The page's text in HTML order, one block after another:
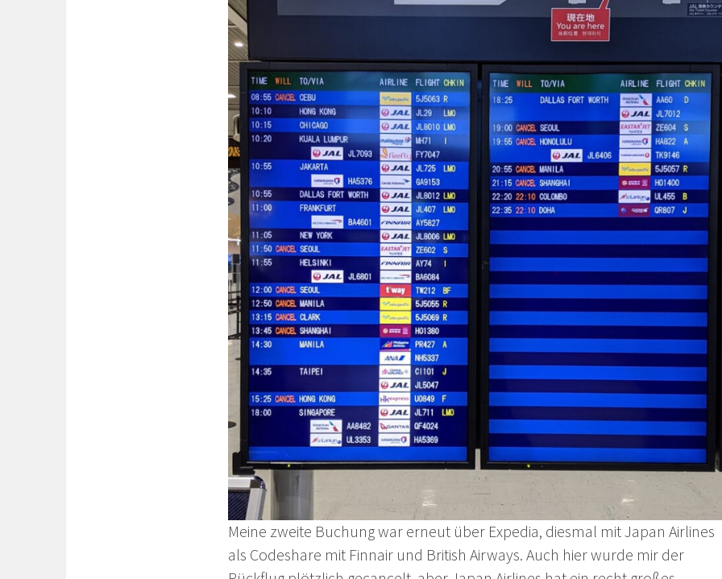
Meine zweite Buchung war erneut über Expedia, diesmal mit Japan Airlines
als Codeshare mit Finnair und British Airways. Auch hier wurde mir der